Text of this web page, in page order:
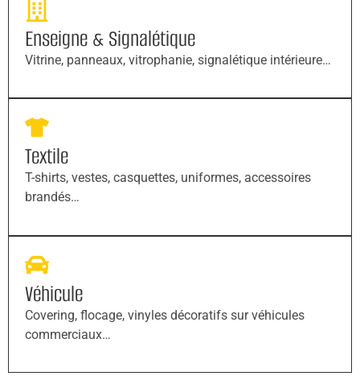
Enseigne & Signalétique
Vitrine, panneaux, vitrophanie, signalétique intérieure…
Textile
T-shirts, vestes, casquettes, uniformes, accessoires
brandés…
Véhicule
Covering, flocage, vinyles décoratifs sur véhicules
commerciaux…